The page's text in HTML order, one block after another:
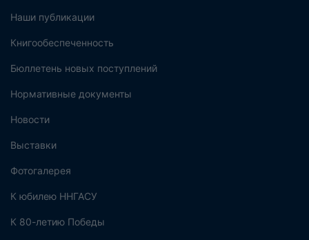
Наши публикации
Книгообеспеченность
Бюллетень новых поступлений
Нормативные документы
Новости
Выставки
Фотогалерея
К юбилею ННГАСУ
К 80-летию Победы